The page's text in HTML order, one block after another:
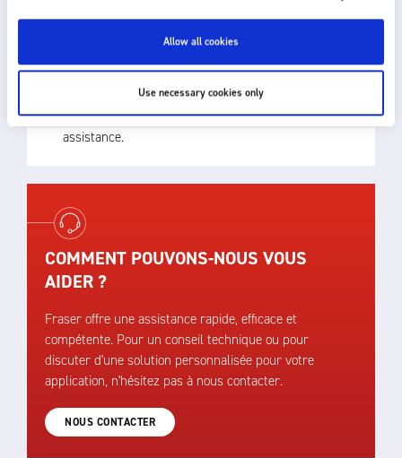
Allow all cookies
Use necessary cookies only
speed, the distance of the static eliminator from the
target and the level of static charge to be
neutralised. Pleaseget in touchfor further
assistance.
COMMENT POUVONS-NOUS VOUS
AIDER ?
Fraser offre une assistance rapide, efficace et
compétente. Pour un conseil technique ou pour
discuter d'une solution personnalisée pour votre
application, n'hésitez pas à nous contacter.
NOUS CONTACTER